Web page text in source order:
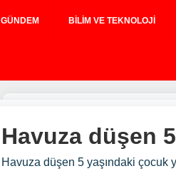
GÜNDEM BILIM VE TEKNOLOJI
Havuza düşen
Havuza düşen 5 yaşındaki çocuk